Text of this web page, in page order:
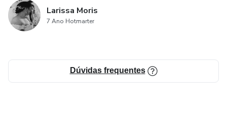
Larissa Moris
7 Ano Hotmarter
Dúvidas frequentes